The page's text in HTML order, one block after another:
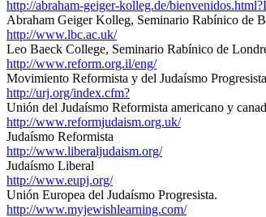
http://abraham-geiger-kolleg.de/
Abraham Geiger Kolleg, Seminario Rabínico de
http://www.lbc.ac.uk/
Leo Baeck College, Seminario Rabínico de
http://www.reform.org.il/eng/
Movimiento Reformista y del Judaísmo
http://urj.org/index.cfm?
Unión del Judaísmo Reformista americano y
http://www.reformjudaism.org.uk/
Judaísmo Reformista
http://www.liberaljudaism.org/
Judaísmo Liberal
http://www.eupj.org/
Unión Europea del Judaísmo Progresista.
http://www.myjewishlearning.com/